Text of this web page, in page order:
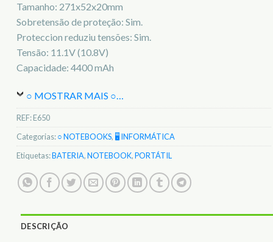
Tamanho: 271x52x20mm
Sobretensão de proteção: Sim.
Proteccion reduziu tensões: Sim.
Tensão: 11.1V (10.8V)
Capacidade: 4400 mAh
○ MOSTRAR MAIS ○…
REF:E650
Categorias:○ NOTEBOOKS, 🖥️ INFORMÁTICA
Etiquetas:BATERIA,NOTEBOOK,PORTÁTIL
DESCRIÇÃO